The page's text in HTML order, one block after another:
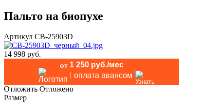
Пальто на биопухе
Артикул CB-25903D
14 998 руб.
от 1 250 руб./мес
оплата авансом
Отложить Отложено
Размер